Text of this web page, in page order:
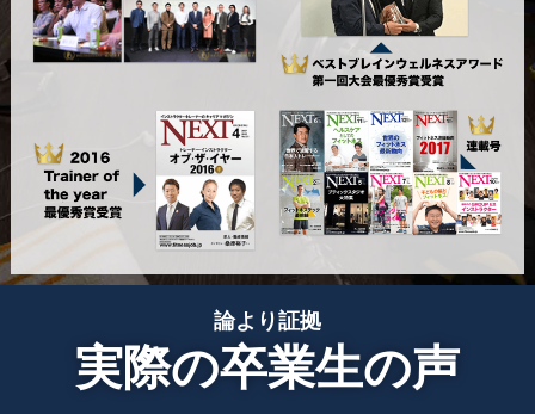
論より証拠
実際の卒業生の声